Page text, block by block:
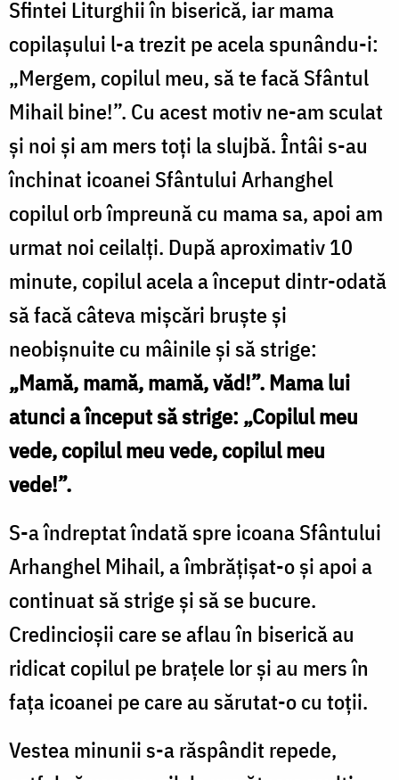
Sfintei Liturghii în biserică, iar mama
copilașului l-a trezit pe acela spunându-i:
„Mergem, copilul meu, să te facă Sfântul
Mihail bine!”. Cu acest motiv ne-am sculat
și noi și am mers toți la slujbă. Întâi s-au
închinat icoanei Sfântului Arhanghel
copilul orb împreună cu mama sa, apoi am
urmat noi ceilalți. După aproximativ 10
minute, copilul acela a început dintr-odată
să facă câteva mișcări bruște și
neobișnuite cu mâinile și să strige:
„Mamă, mamă, mamă, văd!”. Mama lui
atunci a început să strige: „Copilul meu
vede, copilul meu vede, copilul meu
vede!”.
S-a îndreptat îndată spre icoana Sfântului
Arhanghel Mihail, a îmbrățișat-o și apoi a
continuat să strige și să se bucure.
Credincioșii care se aflau în biserică au
ridicat copilul pe brațele lor și au mers în
fața icoanei pe care au sărutat-o cu toții.
Vestea minunii s-a răspândit repede,